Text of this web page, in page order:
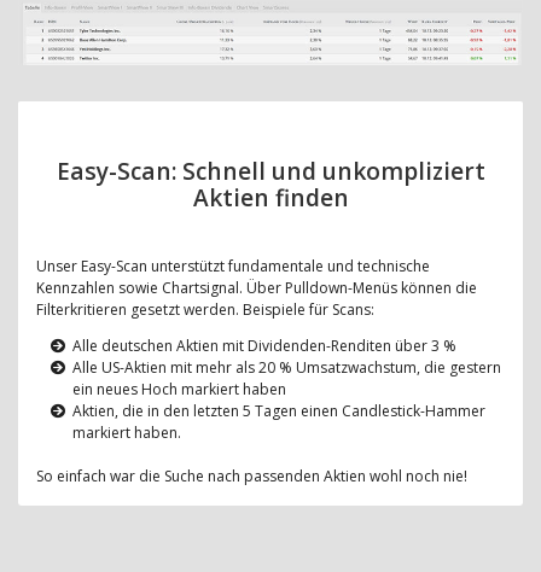
Easy-Scan: Schnell und unkompliziert
Aktien finden
Unser Easy-Scan unterstützt fundamentale und technische
Kennzahlen sowie Chartsignal. Über Pulldown-Menüs können die
Filterkritieren gesetzt werden. Beispiele für Scans:
Alle deutschen Aktien mit Dividenden-Renditen über 3 %
Alle US-Aktien mit mehr als 20 % Umsatzwachstum, die gestern
ein neues Hoch markiert haben
Aktien, die in den letzten 5 Tagen einen Candlestick-Hammer
markiert haben.
So einfach war die Suche nach passenden Aktien wohl noch nie!